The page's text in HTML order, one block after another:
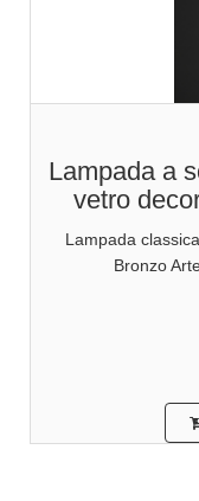
Lampada a
vetro
Lampada
Bronzo